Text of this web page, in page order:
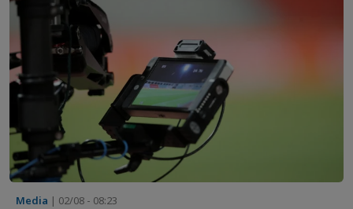
Media | 02/08 - 08:23